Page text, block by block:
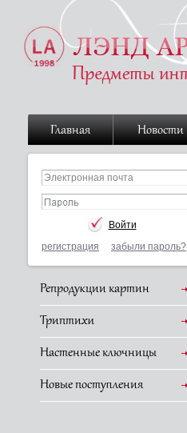
Главная Новости
регистрация забыли пароль?
Репродукции картин
Триптихи
Настенные ключницы
Новые поступления